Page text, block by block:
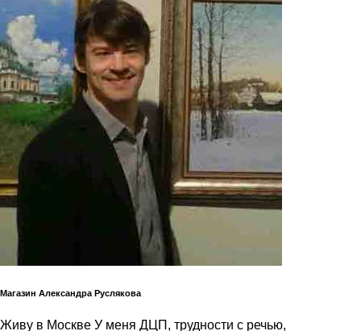
Магазин Александра Руслякова
Живу в Москве У меня ДЦП, трудности с речью,